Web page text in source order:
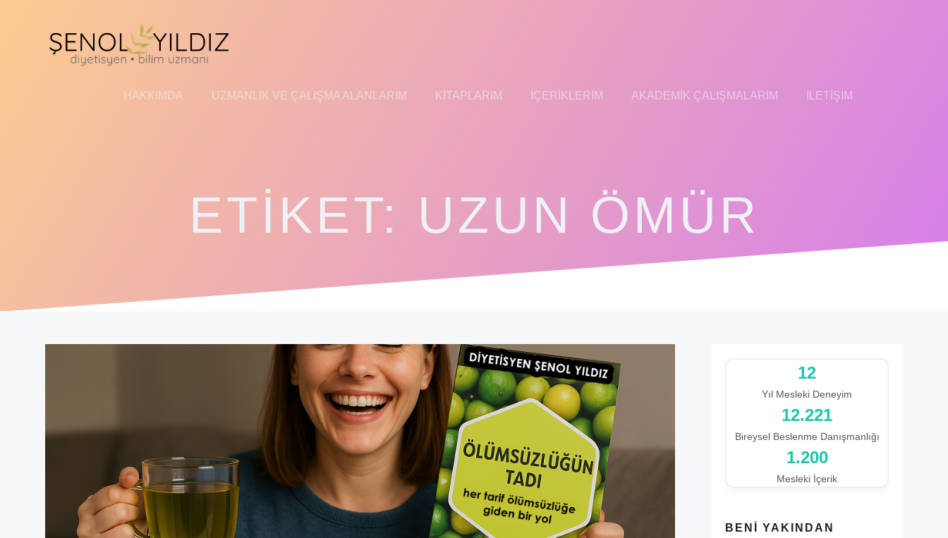
HAKKIMDA UZMANLIK VE ÇALIŞMA ALANLARIM KITAPLARIM İÇERIKLERIM AKADEMIK ÇALIŞMALARIM İLETIŞIM
ETIKET: UZUN ÖMÜR
12
Yıl Mesleki Deneyim
13.938
Bireysel Beslenme Danışmanlığı
1.200
Mesleki İçerik
BENI YAKINDAN